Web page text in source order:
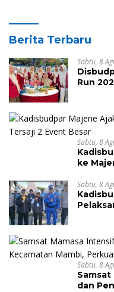
Berita Terbaru
Sabtu, 8
Run
Sabtu, 8
ke
Sabtu, 8
Sabtu, 8
Samsat
dan